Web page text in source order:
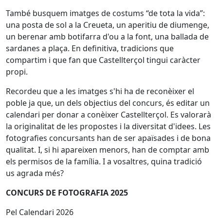
També busquem imatges de costums “de tota la vida”:
una posta de sol a la Creueta, un aperitiu de diumenge,
un berenar amb botifarra d'ou a la font, una ballada de
sardanes a plaça. En definitiva, tradicions que
compartim i que fan que Castellterçol tingui caràcter
propi.
Recordeu que a les imatges s'hi ha de reconèixer el
poble ja que, un dels objectius del concurs, és editar un
calendari per donar a conèixer Castellterçol. Es valorarà
la originalitat de les propostes i la diversitat d'idees. Les
fotografies concursants han de ser apaïsades i de bona
qualitat. I, si hi apareixen menors, han de comptar amb
els permisos de la família. I a vosaltres, quina tradició
us agrada més?
CONCURS DE FOTOGRAFIA 2025
Pel Calendari 2026